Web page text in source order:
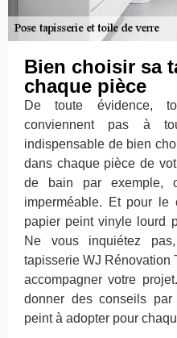
Bien choisir sa
chaque pièce
De toute évidence,
conviennent pas à
indispensable de bien
dans chaque pièce de
de bain par exemple,
imperméable. Et pour le
papier peint vinyle lourd
Ne vous inquiétez
tapisserie WJ Rénovation
accompagner votre
donner des conseils
peint à adopter pour